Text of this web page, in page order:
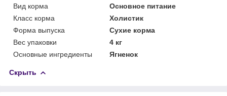
Вид корма
Основное питание
Класс корма
Холистик
Форма выпуска
Сухие корма
Вес упаковки
4 кг
Основные ингредиенты
Ягненок
Скрыть